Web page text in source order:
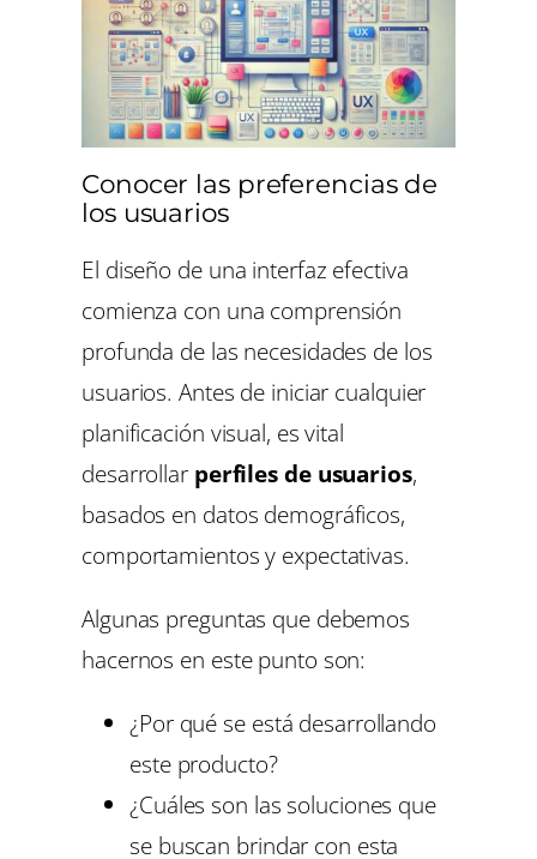
Conocer las preferencias de
los usuarios
El diseño de una interfaz efectiva
comienza con una comprensión
profunda de las necesidades de los
usuarios. Antes de iniciar cualquier
planificación visual, es vital
desarrollar perfiles de usuarios,
basados en datos demográficos,
comportamientos y expectativas.
Algunas preguntas que debemos
hacernos en este punto son:
¿Por qué se está desarrollando
este producto?
¿Cuáles son las soluciones que
se buscan brindar con esta